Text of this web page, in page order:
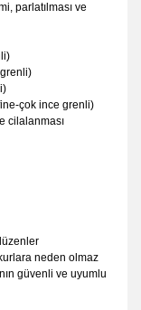
parlatılması ve
çok ince grenli)
cilalanması
neden olmaz
güvenli ve uyumlu